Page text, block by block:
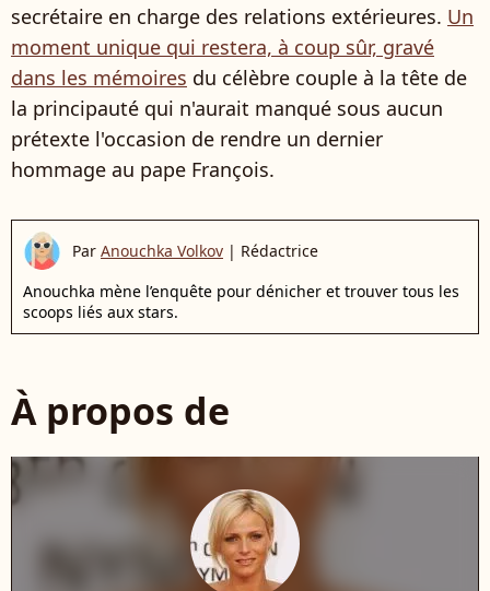
secrétaire en charge des relations extérieures. Un
moment unique qui restera, à coup sûr, gravé
dans les mémoires du célèbre couple à la tête de
la principauté qui n'aurait manqué sous aucun
prétexte l'occasion de rendre un dernier
hommage au pape François.
Par Anouchka Volkov | Rédactrice
Anouchka mène l’enquête pour dénicher et trouver tous les
scoops liés aux stars.
À propos de